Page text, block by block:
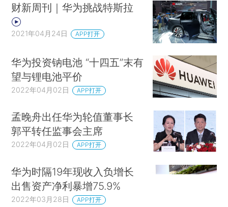
财新周刊｜华为挑战特斯拉
2021年04月24日 APP打开
华为投资钠电池 “十四五”末有
望与锂电池平价
2022年04月02日 APP打开
孟晚舟出任华为轮值董事长
郭平转任监事会主席
2022年04月02日 APP打开
华为时隔19年现收入负增长
出售资产净利暴增75.9%
2022年03月28日 APP打开